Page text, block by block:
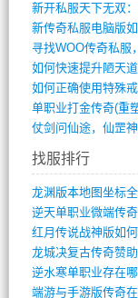
如何快速提升陋天
找服排行
龙城决复古传奇赞
端游与手游版传奇